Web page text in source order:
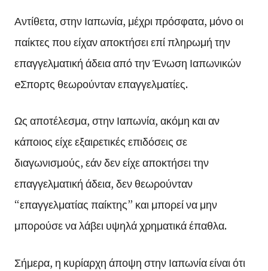
Αντίθετα, στην Ιαπωνία, μέχρι πρόσφατα, μόνο οι
παίκτες που είχαν αποκτήσει επί πληρωμή την
επαγγελματική άδεια από την Ένωση Ιαπωνικών
eΣπορτς θεωρούνταν επαγγελματίες.
Ως αποτέλεσμα, στην Ιαπωνία, ακόμη και αν
κάποιος είχε εξαιρετικές επιδόσεις σε
διαγωνισμούς, εάν δεν είχε αποκτήσει την
επαγγελματική άδεια, δεν θεωρούνταν
“επαγγελματίας παίκτης” και μπορεί να μην
μπορούσε να λάβει υψηλά χρηματικά έπαθλα.
Σήμερα, η κυρίαρχη άποψη στην Ιαπωνία είναι ότι